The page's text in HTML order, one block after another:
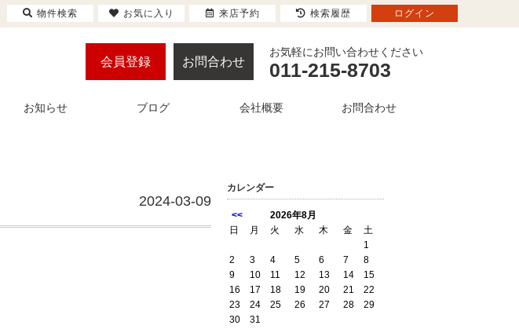
会員登録 お問合わせ
お気軽にお問い合わせください
011-215-8703
お知らせ ブログ 会社概要 お問合わせ
2024-03-09
カレンダー
<<
2026年8月
日
月 火 水 木 金
土
1
2
3 4 5 6 7
8
9
10 11 12 13 14
15
16
17 18 19 20 21
22
23
24 25 26 27 28
29
30
31
物件検索 お気に入り 来店予約 検索履歴 ログイン